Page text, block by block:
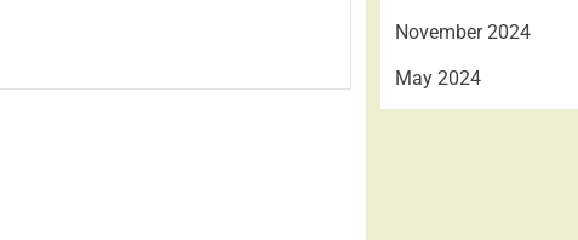
November 2024
May 2024